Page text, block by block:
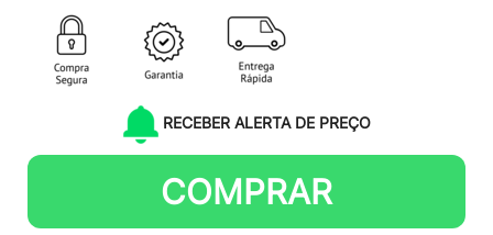
RECEBER ALERTA DE PREÇO
COMPRAR